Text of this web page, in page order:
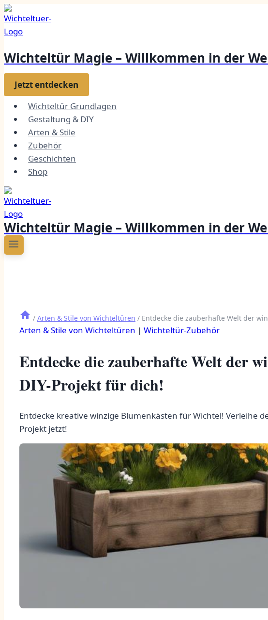
Zum
Inhalt
springen
Wichteltür Magie – Willkommen in der
Jetzt entdecken
Wichteltür Grundlagen
Gestaltung & DIY
Arten & Stile
Zubehör
Geschichten
Shop
Wichteltür Magie – Willkommen in der
/ Arten & Stile von Wichteltüren / Entdecke die zauberhafte Welt der
Arten & Stile von Wichteltüren | Wichteltür-Zubehör
Entdecke die zauberhafte Welt der
DIY-Projekt für dich!
Entdecke kreative winzige Blumenkästen für Wichtel! Verleihe
Projekt jetzt!